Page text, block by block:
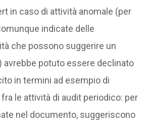
in caso di attività anomale (per
indicate delle
che possono suggerire un
avrebbe potuto essere declinato
in termini ad esempio di
le attività di audit periodico: per
nel documento, suggeriscono